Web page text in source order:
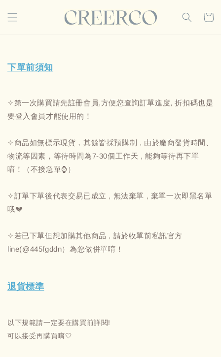
下單前須知
✧第一次購買請先註冊會員,方便您查詢訂單進度, 折扣碼也是
要登入會員才能使用的！
✧商品如無標示現貨，其餘皆採預購制 , 由於廠商發貨時間、
物流等因素，等待時間為7-30個工作天 , 能夠等待再下單
唷！（不接急單⌚️）
✧訂單下單後代表交易已成立 , 無法棄單 , 棄單一次即黑名單
哦💔
✧若已下單但想加購其他商品 , 請於收單前私訊官方
line(@445fgddn）為您做併單唷！
退貨標準
以下規範請一定要在購買前詳閱!
可以接受再購買唷🤍